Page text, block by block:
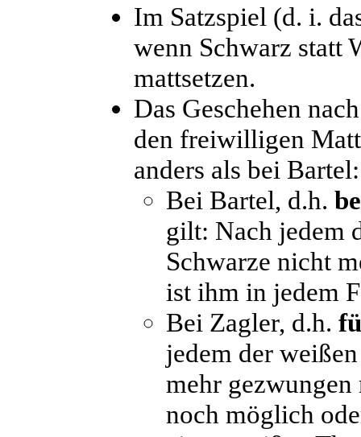
Im Satzspiel (d. i.
wenn Schwarz statt
mattsetzen.
Das Geschehen
den freiwilligen
anders als bei Bartel:
Bei Bartel, d.h.
gilt: Nach jedem
Schwarze nicht
ist ihm in jedem
Bei Zagler, d.h.
jedem der
mehr
noch möglich